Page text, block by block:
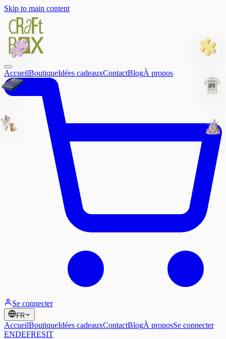
Skip to main content
AccueilBoutiqueIdées cadeauxContactBlogÀ propos
Se connecter
FR
AccueilBoutiqueIdées cadeauxContactBlogÀ proposSe connecter
ENDEFRESIT